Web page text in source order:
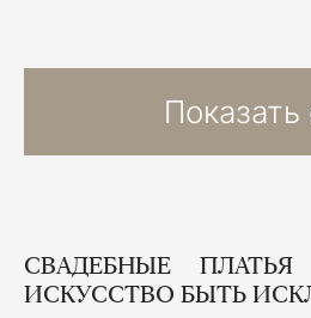
СВАДЕБНЫЕ
ИСКУССТВО БЫТЬ